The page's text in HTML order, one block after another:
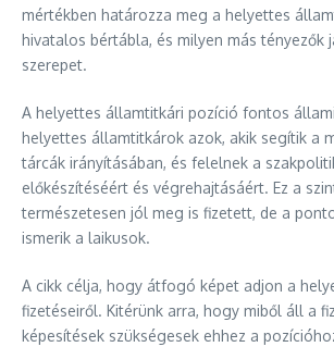
mértékben határozza meg a helyettes
hivatalos bértábla, és milyen más tényezők
szerepet.
A helyettes államtitkári pozíció fontos
helyettes államtitkárok azok, akik segítik a
tárcák irányításában, és felelnek a
előkészítéséért és végrehajtásáért. Ez a
természetesen jól meg is fizetett, de a
ismerik a laikusok.
A cikk célja, hogy átfogó képet adjon a
fizetéseiről. Kitérünk arra, hogy miből áll a
képesítések szükségesek ehhez a